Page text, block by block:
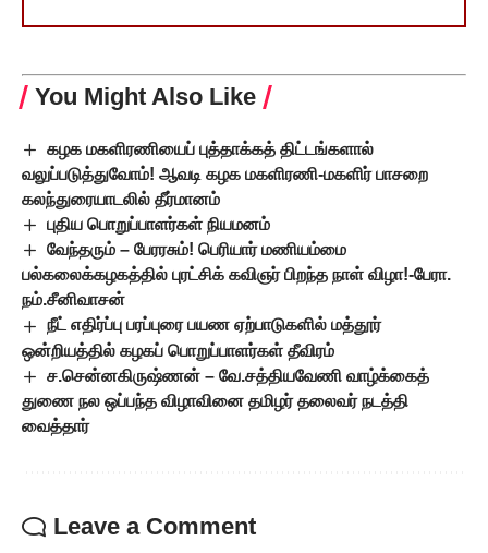
You Might Also Like
கழக மகளிரணியைப் புத்தாக்கத் திட்டங்களால்
வலுப்படுத்துவோம்! ஆவடி கழக மகளிரணி-மகளிர் பாசறை
கலந்துரையாடலில் தீர்மானம்
புதிய பொறுப்பாளர்கள் நியமனம்
வேந்தரும் – பேரரசும்! பெரியார் மணியம்மை
பல்கலைக்கழகத்தில் புரட்சிக் கவிஞர் பிறந்த நாள் விழா!-பேரா.
நம்.சீனிவாசன்
நீட் எதிர்ப்பு பரப்புரை பயண ஏற்பாடுகளில் மத்தூர்
ஒன்றியத்தில் கழகப் பொறுப்பாளர்கள் தீவிரம்
ச.சென்னகிருஷ்ணன் – வே.சத்தியவேணி வாழ்க்கைத்
துணை நல ஒப்பந்த விழாவினை தமிழர் தலைவர் நடத்தி
வைத்தார்
Leave a Comment